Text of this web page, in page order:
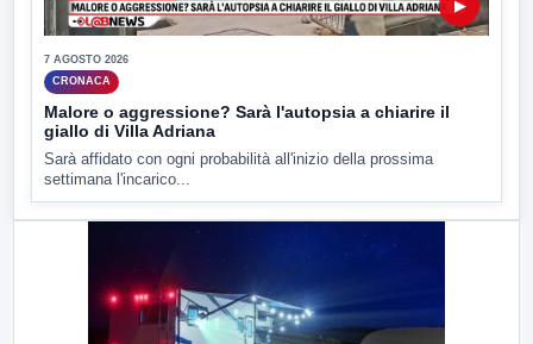
▶
7 AGOSTO 2026
CRONACA
Malore o aggressione? Sarà l'autopsia a chiarire il
giallo di Villa Adriana
Sarà affidato con ogni probabilità all'inizio della prossima
settimana l'incarico...